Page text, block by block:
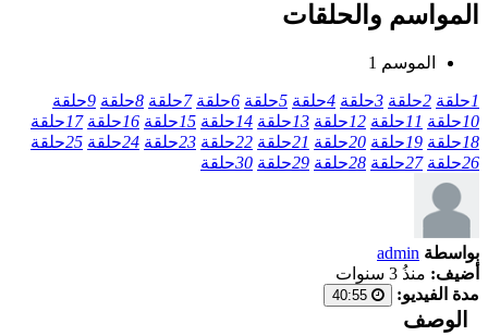
المواسم والحلقات
الموسم 1
1حلقة 2حلقة 3حلقة 4حلقة 5حلقة 6حلقة 7حلقة 8حلقة 9حلقة
10حلقة 11حلقة 12حلقة 13حلقة 14حلقة 15حلقة 16حلقة 17حلقة
18حلقة 19حلقة 20حلقة 21حلقة 22حلقة 23حلقة 24حلقة 25حلقة
26حلقة 27حلقة 28حلقة 29حلقة 30حلقة
بواسطة admin
أضيف: منذُ 3 سنوات
مدة الفيديو:
الوصف